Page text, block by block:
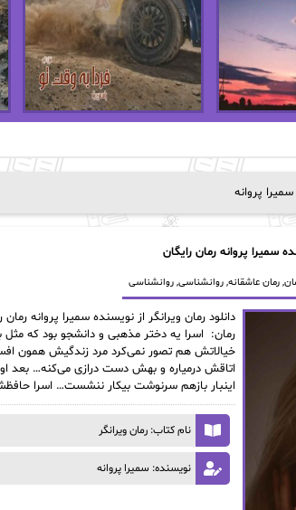
سمیرا پروانه
سمیرا پروانه رمان رایگان
, رمان عاشقانه, روانشناسی, روانشناسی
رمان: اسرا یه دختر مذهبی و دانشجو بود که
خیالاتش هم تصور نمی‌کرد مرد زندگیش همون
اتاقش درمیاره و بهش دست درازی می‌کنه… بعد
اینبار بازهم سرنوشت بیکار ننشست… اسرا
نام کتاب: رمان ویرانگر
نویسنده: سمیرا پروانه